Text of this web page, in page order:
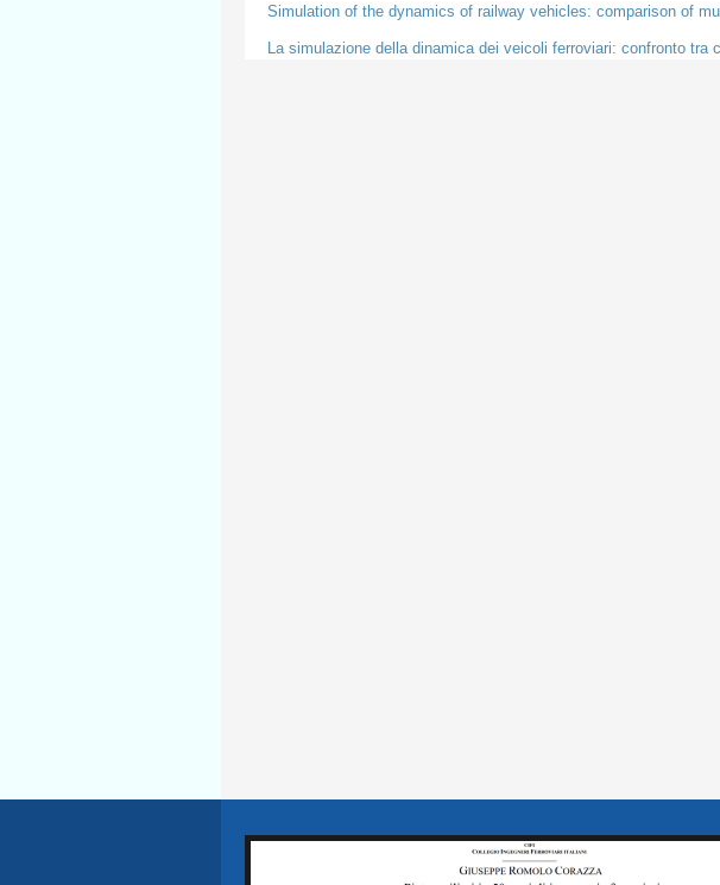
Simulation of the dynamics of railway vehicles: comparison of
La simulazione della dinamica dei veicoli ferroviari: confronto tra